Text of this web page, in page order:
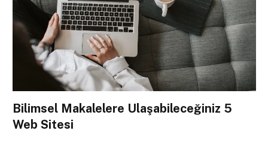
Bilimsel Makalelere Ulaşabileceğiniz 5
Web Sitesi